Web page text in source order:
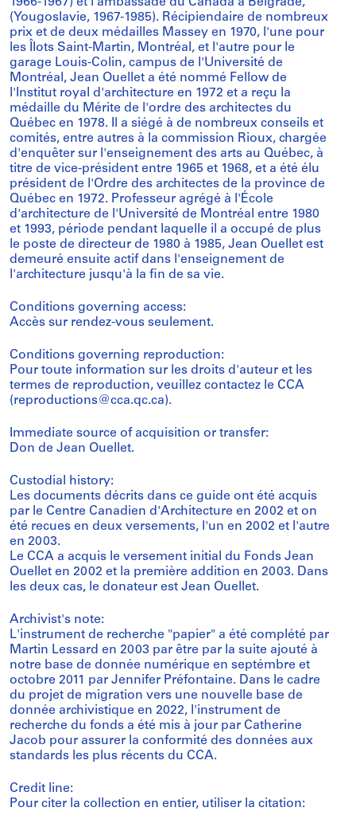
(Yougoslavie, 1967-1985). Récipiendaire de nombreux
prix et de deux médailles Massey en 1970, l'une pour
les Îlots Saint-Martin, Montréal, et l'autre pour le
garage Louis-Colin, campus de l'Université de
Montréal, Jean Ouellet a été nommé Fellow de
l'Institut royal d'architecture en 1972 et a reçu la
médaille du Mérite de l'ordre des architectes du
Québec en 1978. Il a siégé à de nombreux conseils et
comités, entre autres à la commission Rioux, chargée
d'enquêter sur l'enseignement des arts au Québec, à
titre de vice-président entre 1965 et 1968, et a été élu
président de l'Ordre des architectes de la province de
Québec en 1972. Professeur agrégé à l'École
d'architecture de l'Université de Montréal entre 1980
et 1993, période pendant laquelle il a occupé de plus
le poste de directeur de 1980 à 1985, Jean Ouellet est
demeuré ensuite actif dans l'enseignement de
l'architecture jusqu'à la fin de sa vie.
Conditions governing access:
Accès sur rendez-vous seulement.
Conditions governing reproduction:
Pour toute information sur les droits d'auteur et les
termes de reproduction, veuillez contactez le CCA
(reproductions@cca.qc.ca).
Immediate source of acquisition or transfer:
Don de Jean Ouellet.
Custodial history:
Les documents décrits dans ce guide ont été acquis
par le Centre Canadien d'Architecture en 2002 et on
été recues en deux versements, l'un en 2002 et l'autre
en 2003.
Le CCA a acquis le versement initial du Fonds Jean
Ouellet en 2002 et la première addition en 2003. Dans
les deux cas, le donateur est Jean Ouellet.
Archivist's note:
L'instrument de recherche "papier" a été complété par
Martin Lessard en 2003 par être par la suite ajouté à
notre base de donnée numérique en septémbre et
octobre 2011 par Jennifer Préfontaine. Dans le cadre
du projet de migration vers une nouvelle base de
donnée archivistique en 2022, l'instrument de
recherche du fonds a été mis à jour par Catherine
Jacob pour assurer la conformité des données aux
standards les plus récents du CCA.
Credit line:
Pour citer la collection en entier, utiliser la citation: